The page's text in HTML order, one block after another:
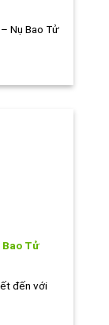
Nụ Bao Tử
Bao Tử
đến với